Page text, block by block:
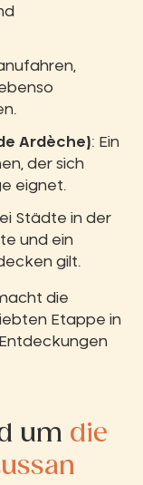
Ardèche): Ein
der sich
eignet.
Städte in der
und ein
gilt.
die
Etappe in
um die